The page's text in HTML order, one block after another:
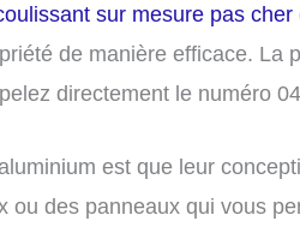
sur mesure pas cher
de manière efficace. La
directement le numéro
est que leur
ou des panneaux qui vous